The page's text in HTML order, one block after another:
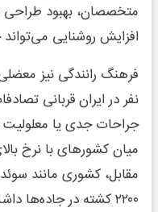
متخصصان، بهبود
افزایش روشنایی
نفر در ایران قربانی
جراحات جدی یا معلولیت
میان کشورهای با نرخ
۲۲۰۰ کشته در